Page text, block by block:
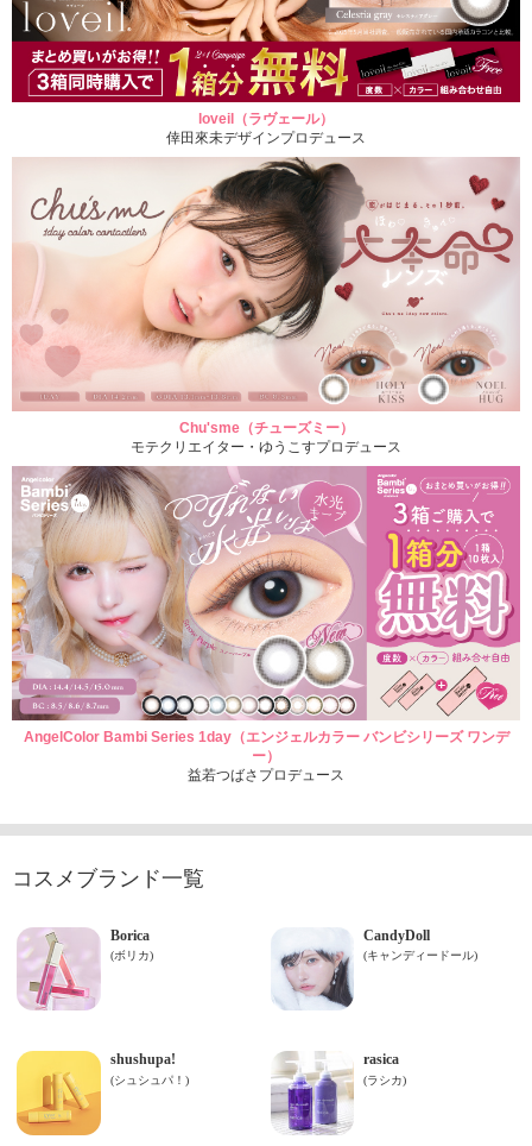
loveil（ラヴェール）
倖田來未デザインプロデュース
Chu'sme（チューズミー）
モテクリエイター・ゆうこすプロデュース
AngelColor Bambi Series 1day（エンジェルカラー バンビシリーズ ワンデ
ー）
益若つばさプロデュース
コスメブランド一覧